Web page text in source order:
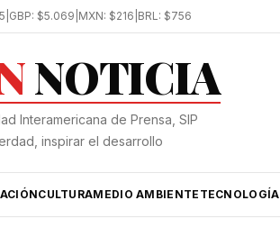
GBP: $5.069 MXN: $216 BRL: $756
NOTICIA
Interamericana de Prensa, SIP
inspirar el desarrollo
CULTURAMEDIO AMBIENTE TECNOLOGÍA